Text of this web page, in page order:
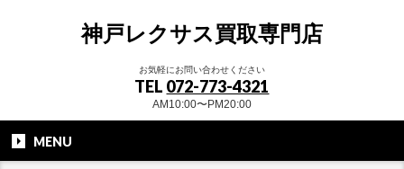
神戸レクサス買取専門店
お気軽にお問い合わせください
TEL 072-773-4321
AM10:00〜PM20:00
MENU